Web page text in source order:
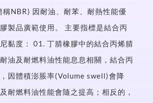
稱NBR) 因耐油、耐苯、耐熱性能優
製品廣範使用。 主要指標是結合丙
黏度： 01. 丁腈橡膠中的結合丙烯腈
油及耐燃料油性能息息相關，結合丙
因體積澎脹率(Volume swell)會降
耐燃料油性能會隨之提高；相反的，